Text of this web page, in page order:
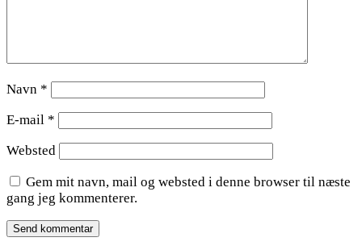
Navn *
E-mail *
Websted
Gem mit navn, mail og websted i denne browser til næste
gang jeg kommenterer.